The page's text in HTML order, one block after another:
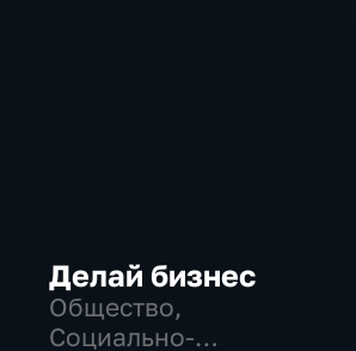
Делай бизнес
Общество,
Социально-